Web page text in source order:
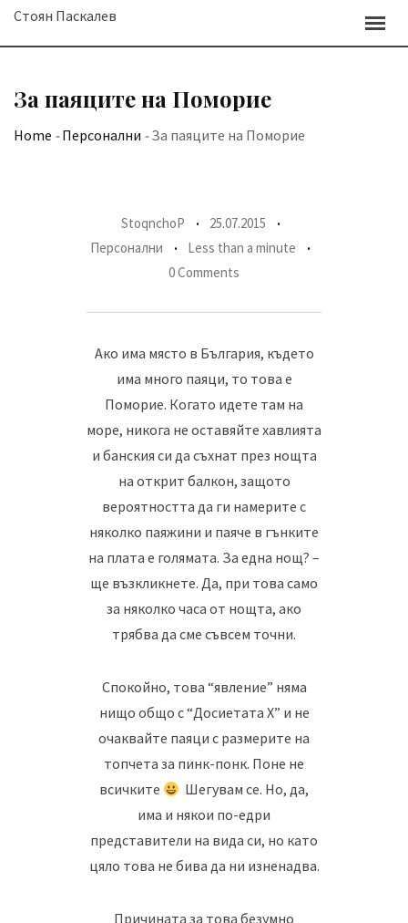
SkipСтоян Паскалев
За паяците на Поморие
Home -Персонални -За паяците на Поморие
StoqnchoP
25.07.2015
Персонални
Less than a minute
0 Comments
Ако има място в България, където
има много паяци, то това е
Поморие. Когато идете там на
море, никога не оставяйте хавлията
и банския си да съхнат през нощта
на открит балкон, защото
вероятността да ги намерите с
няколко паяжини и паяче в гънките
на плата е голямата. За една нощ? –
ще възкликнете. Да, при това само
за няколко часа от нощта, ако
трябва да сме съвсем точни.
Спокойно, това “явление” няма
нищо общо с “Досиетата Х” и не
очаквайте паяци с размерите на
топчета за пинк-понк. Поне не
всичките
Шегувам се. Но, да,
има и някои по-едри
представители на вида си, но като
цяло това не бива да ни изненадва.
Причината за това безумно